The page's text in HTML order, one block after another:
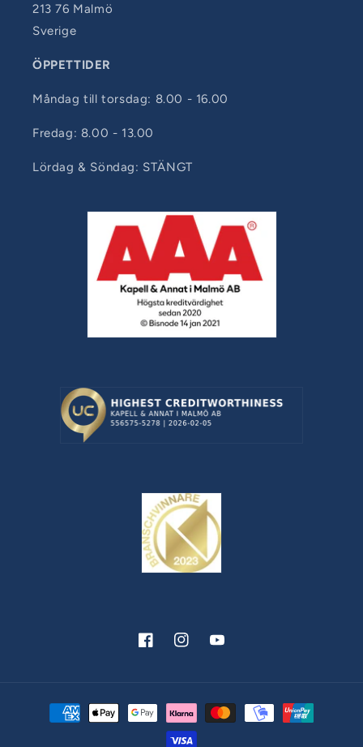
213 76 Malmö
Sverige
ÖPPETTIDER
Måndag till torsdag: 8.00 - 16.00
Fredag: 8.00 - 13.00
Lördag & Söndag: STÄNGT
FacebookInstagramYouTube
Betalningsmetoder